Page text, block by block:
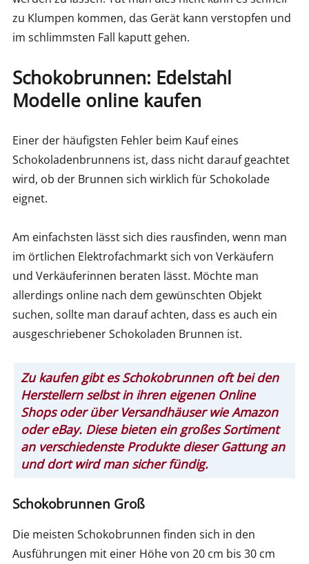
zu Klumpen kommen, das Gerät kann verstopfen und
im schlimmsten Fall kaputt gehen.
Schokobrunnen: Edelstahl
Modelle online kaufen
Einer der häufigsten Fehler beim Kauf eines
Schokoladenbrunnens ist, dass nicht darauf geachtet
wird, ob der Brunnen sich wirklich für Schokolade
eignet.
Am einfachsten lässt sich dies rausfinden, wenn man
im örtlichen Elektrofachmarkt sich von Verkäufern
und Verkäuferinnen beraten lässt. Möchte man
allerdings online nach dem gewünschten Objekt
suchen, sollte man darauf achten, dass es auch ein
ausgeschriebener Schokoladen Brunnen ist.
Zu kaufen gibt es Schokobrunnen oft bei den
Herstellern selbst in ihren eigenen Online
Shops oder über Versandhäuser wie Amazon
oder eBay. Diese bieten ein großes Sortiment
an verschiedenste Produkte dieser Gattung an
und dort wird man sicher fündig.
Schokobrunnen Groß
Die meisten Schokobrunnen finden sich in den
Ausführungen mit einer Höhe von 20 cm bis 30 cm